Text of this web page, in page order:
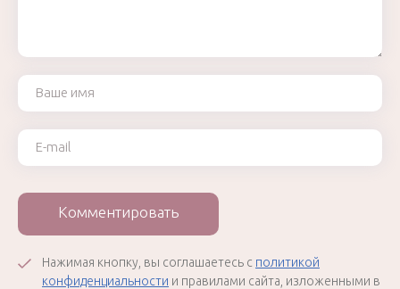
Ваше имя
Ваш e-mail
Комментировать
Нажимая кнопку, вы соглашаетесь с политикой
конфиденциальности и правилами сайта, изложенными в